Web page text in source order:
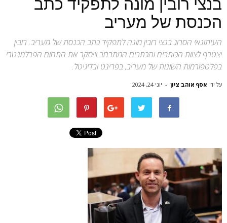
בנצי רובין מונה לתפקיד כתב
הכנסת של מעריב
העיתונאי הסרוג בנצי רובין מונה לתפקיד כתב הכנסת של מעריב. רובין
יצטרף לצוות הכותבים והכתבים המתרחב וייסקר את התחום הפרלמנטרי
בפלטפורמות השונות של מעריב, בפרינט ובדיגיטל.
על ידי אסף אוהב ציון - יוני 24, 2024